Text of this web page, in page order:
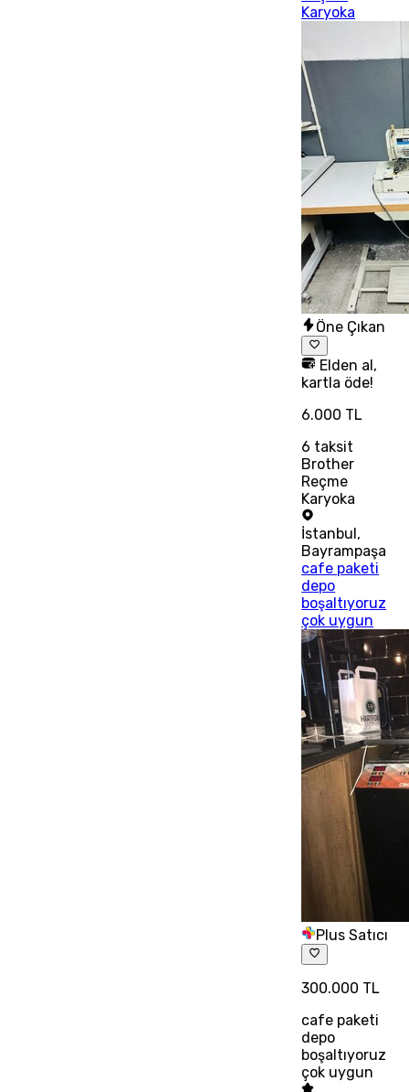
Karyoka
Öne Çıkan
Elden al,
kartla öde!
6.000 TL
6 taksit
Brother
Reçme
Karyoka
İstanbul ,
Bayrampaşa
cafe paketi
depo
boşaltıyoruz
çok uygun
Plus Satıcı
300.000 TL
cafe paketi
depo
boşaltıyoruz
çok uygun